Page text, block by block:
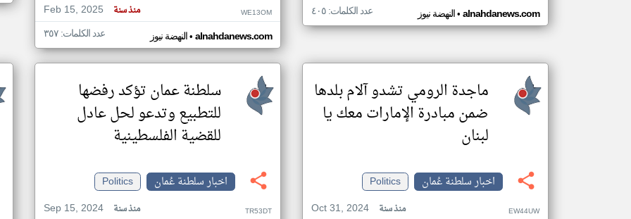
النهضة نيوز• alnahdanews.com عدد الكلمات: ٤٠٥
Feb 15, 2025
منذ سنة WE13OM
النهضة نيوز• alnahdanews.com عدد الكلمات: ٣٥٧
ماجدة الرومي تشدو آلام بلدها
ضمن مبادرة الإمارات معك يا
لبنان
اخبار سلطنة عُمان
Politics
Oct 31, 2024
منذ سنة EW44UW
سلطنة عمان تؤكد رفضها
للتطبيع وتدعو لحل عادل
للقضية الفلسطينية
اخبار سلطنة عُمان
Politics
Sep 15, 2024
منذ سنة TR53DT